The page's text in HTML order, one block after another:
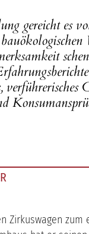
gereicht es
verführerisches
Zirkuswagen zum